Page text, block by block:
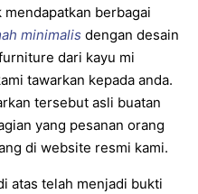
berbagai
minimalis dengan desain
dari kayu mi
tawarkan kepada anda.
tersebut asli buatan
yang pesanan orang
di website resmi kami.
atas telah menjadi bukti